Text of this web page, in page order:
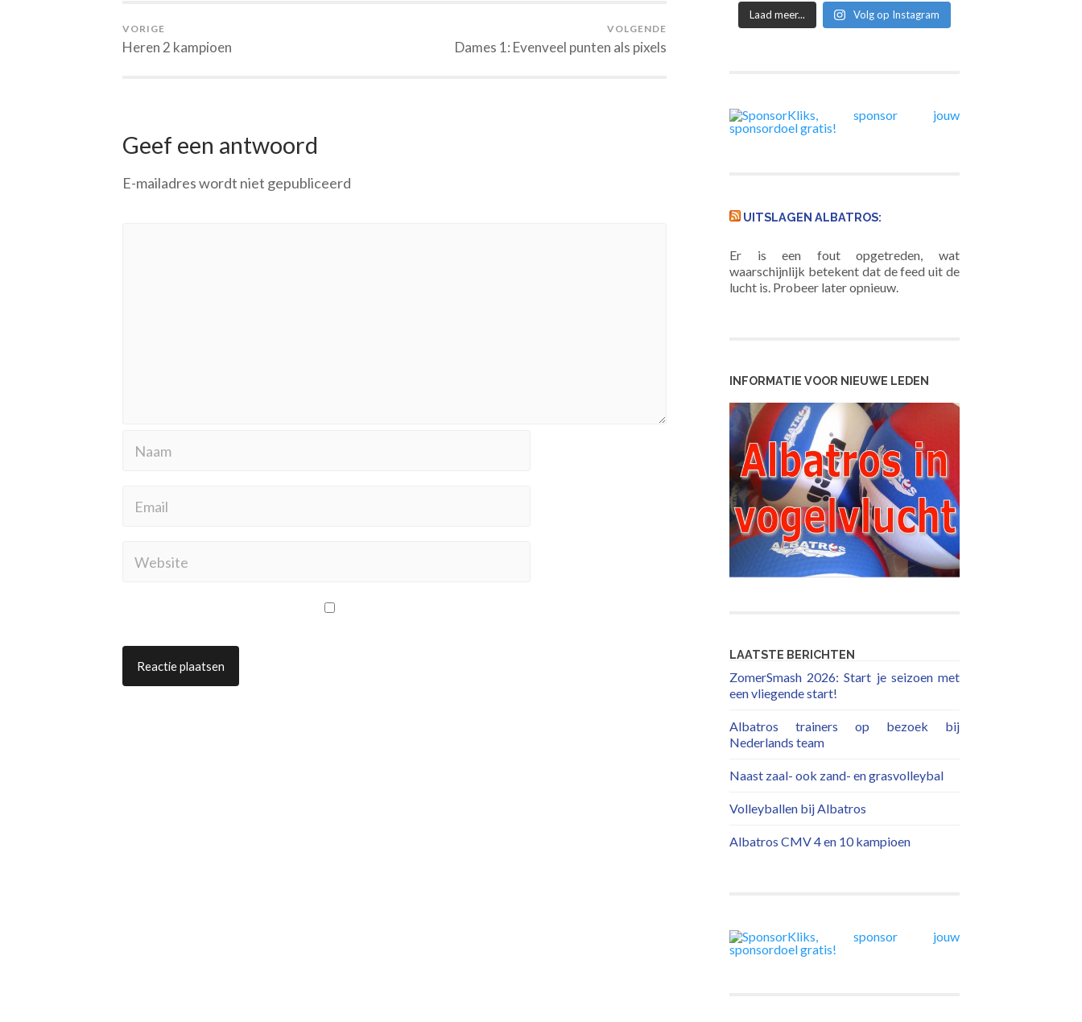
VORIGE
Heren 2 kampioen
VOLGENDE
Dames 1: Evenveel punten als pixels
Geef een antwoord
E-mailadres wordt niet gepubliceerd
Laad meer... Volg op Instagram
UITSLAGEN ALBATROS:
Er is een fout opgetreden, wat
waarschijnlijk betekent dat de feed uit de
lucht is. Probeer later opnieuw.
INFORMATIE VOOR NIEUWE LEDEN
LAATSTE BERICHTEN
ZomerSmash 2026: Start je seizoen met
een vliegende start!
Albatros trainers op bezoek bij
Nederlands team
Naast zaal- ook zand- en grasvolleybal
Volleyballen bij Albatros
Albatros CMV 4 en 10 kampioen